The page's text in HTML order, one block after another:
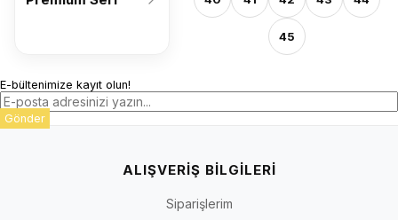
45
E-bültenimize kayıt olun!
Gönder
ALIŞVERİŞ BİLGİLERİ
Siparişlerim